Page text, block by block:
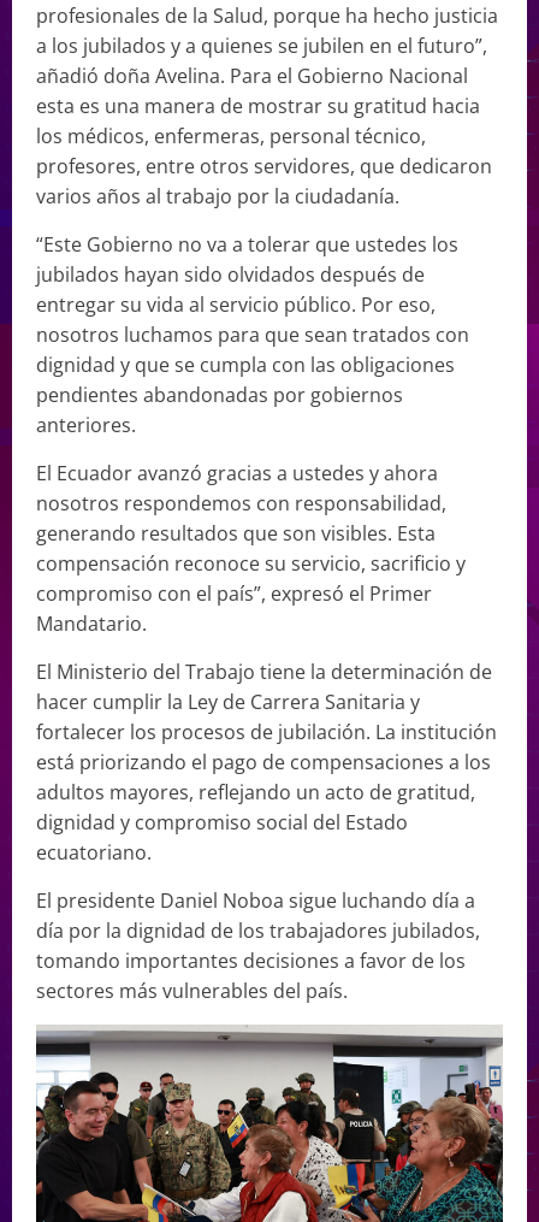
profesionales de la Salud, porque ha hecho justicia
a los jubilados y a quienes se jubilen en el futuro”,
añadió doña Avelina. Para el Gobierno Nacional
esta es una manera de mostrar su gratitud hacia
los médicos, enfermeras, personal técnico,
profesores, entre otros servidores, que dedicaron
varios años al trabajo por la ciudadanía.
“Este Gobierno no va a tolerar que ustedes los
jubilados hayan sido olvidados después de
entregar su vida al servicio público. Por eso,
nosotros luchamos para que sean tratados con
dignidad y que se cumpla con las obligaciones
pendientes abandonadas por gobiernos
anteriores.
El Ecuador avanzó gracias a ustedes y ahora
nosotros respondemos con responsabilidad,
generando resultados que son visibles. Esta
compensación reconoce su servicio, sacrificio y
compromiso con el país”, expresó el Primer
Mandatario.
El Ministerio del Trabajo tiene la determinación de
hacer cumplir la Ley de Carrera Sanitaria y
fortalecer los procesos de jubilación. La institución
está priorizando el pago de compensaciones a los
adultos mayores, reflejando un acto de gratitud,
dignidad y compromiso social del Estado
ecuatoriano.
El presidente Daniel Noboa sigue luchando día a
día por la dignidad de los trabajadores jubilados,
tomando importantes decisiones a favor de los
sectores más vulnerables del país.